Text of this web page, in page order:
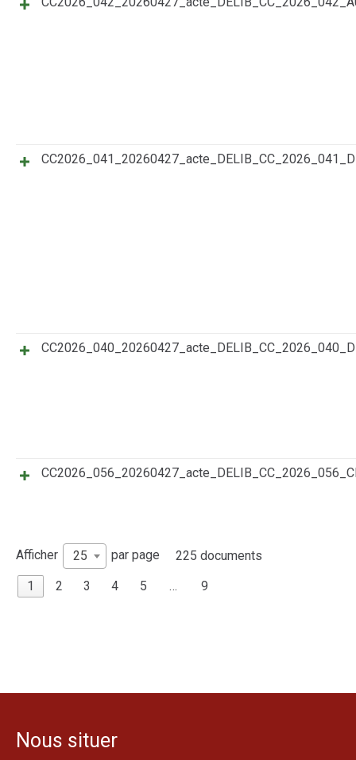
Afficher 25 par page 225 documents
1 2 3 4 5 … 9
Nous situer